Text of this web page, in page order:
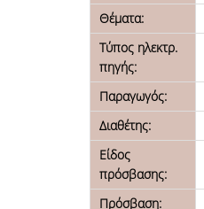
Θέματα:
Τύπος ηλεκτρ.
πηγής:
Παραγωγός:
Διαθέτης:
Είδος
πρόσβασης:
Πρόσβαση: